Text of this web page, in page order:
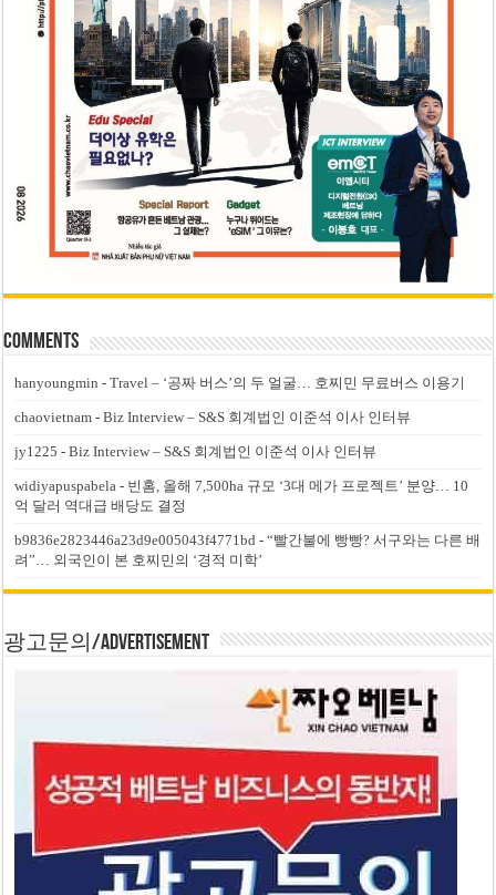
Comments
hanyoungmin -Travel – ‘공짜 버스’의 두 얼굴… 호찌민 무료버스 이용기
chaovietnam -Biz Interview – S&S 회계법인 이준석 이사 인터뷰
jy1225 -Biz Interview – S&S 회계법인 이준석 이사 인터뷰
widiyapuspabela - 빈홈, 올해 7,500ha 규모 ‘3대 메가 프로젝트’ 분양… 10
억 달러 역대급 배당도 결정
b9836e2823446a23d9e005043f4771bd -“빨간불에 빵빵? 서구와는 다른 배
려”… 외국인이 본 호찌민의 ‘경적 미학’
광고문의/Advertisement